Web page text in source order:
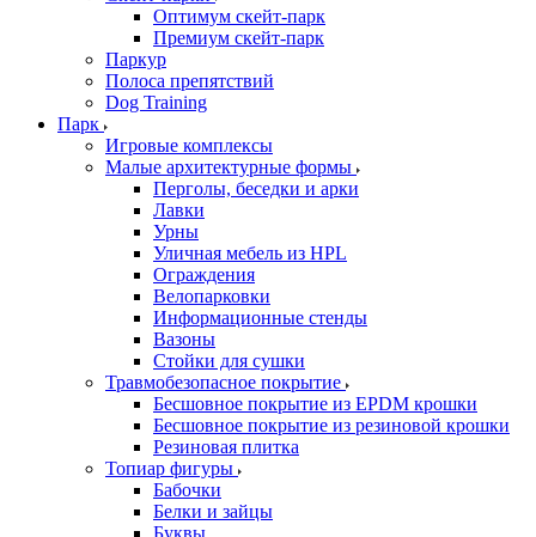
Оптимум скейт-парк
Премиум скейт-парк
Паркур
Полоса препятствий
Dog Training
Парк
Игровые комплексы
Малые архитектурные формы
Перголы, беседки и арки
Лавки
Урны
Уличная мебель из HPL
Ограждения
Велопарковки
Информационные стенды
Вазоны
Стойки для сушки
Травмобезопасное покрытие
Бесшовное покрытие из EPDM крошки
Бесшовное покрытие из резиновой крошки
Резиновая плитка
Топиар фигуры
Бабочки
Белки и зайцы
Буквы